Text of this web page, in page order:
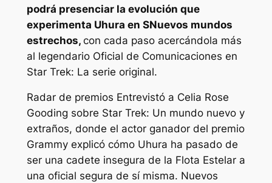
podrá presenciar la evolución que
experimenta Uhura en SNuevos mundos
estrechos, con cada paso acercándola más
al legendario Oficial de Comunicaciones en
Star Trek: La serie original.
Radar de premios Entrevistó a Celia Rose
Gooding sobre Star Trek: Un mundo nuevo y
extraños, donde el actor ganador del premio
Grammy explicó cómo Uhura ha pasado de
ser una cadete insegura de la Flota Estelar a
una oficial segura de sí misma. Nuevos